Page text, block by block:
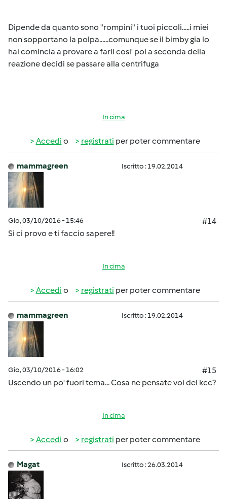
Dipende da quanto sono "rompini" i tuoi piccoli.....i miei
non sopportano la polpa......comunque se il bimby gia lo
hai comincia a provare a farli cosi' poi a seconda della
reazione decidi se passare alla centrifuga
In cima
Accedi o registrati per poter commentare
mammagreen Iscritto : 19.02.2014
Gio, 03/10/2016 - 15:46
#14
Si ci provo e ti faccio sapere!!
In cima
Accedi o registrati per poter commentare
mammagreen Iscritto : 19.02.2014
Gio, 03/10/2016 - 16:02
#15
Uscendo un po' fuori tema... Cosa ne pensate voi del kcc?
In cima
Accedi o registrati per poter commentare
Magat Iscritto : 26.03.2014